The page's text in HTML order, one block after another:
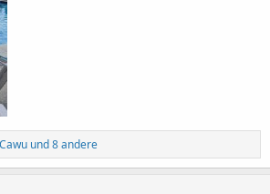
Cawu und 8 andere